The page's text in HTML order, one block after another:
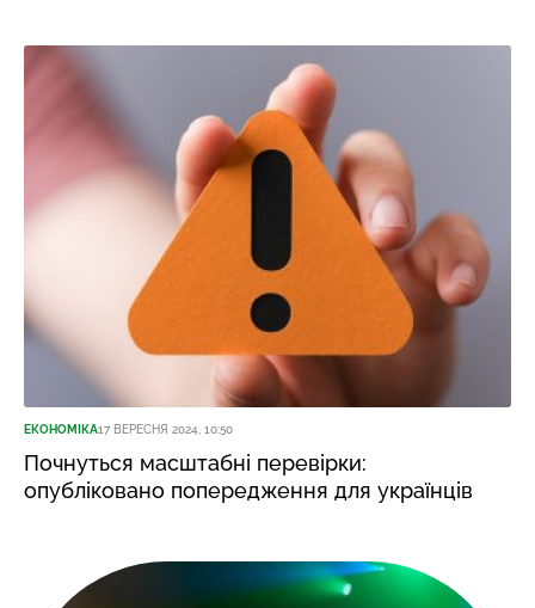
ЕКОНОМІКА17 ВЕРЕСНЯ 2024, 10:50
Почнуться масштабні перевірки:
опубліковано попередження для українців